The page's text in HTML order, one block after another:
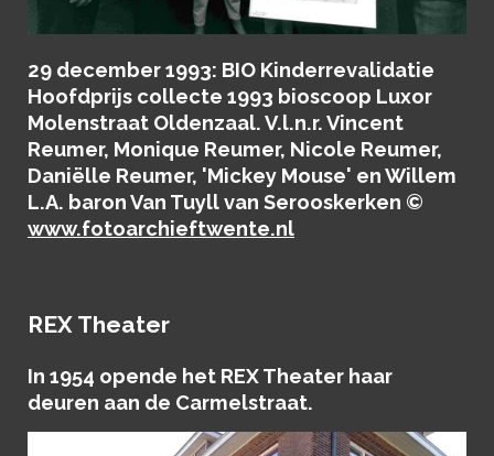
29 december 1993: BIO Kinderrevalidatie
Hoofdprijs collecte 1993 bioscoop Luxor
Molenstraat Oldenzaal. V.l.n.r. Vincent
Reumer, Monique Reumer, Nicole Reumer,
Daniëlle Reumer, 'Mickey Mouse' en Willem
L.A. baron Van Tuyll van Serooskerken ©
www.fotoarchieftwente.nl
REX Theater
In 1954 opende het REX Theater haar
deuren aan de Carmelstraat.